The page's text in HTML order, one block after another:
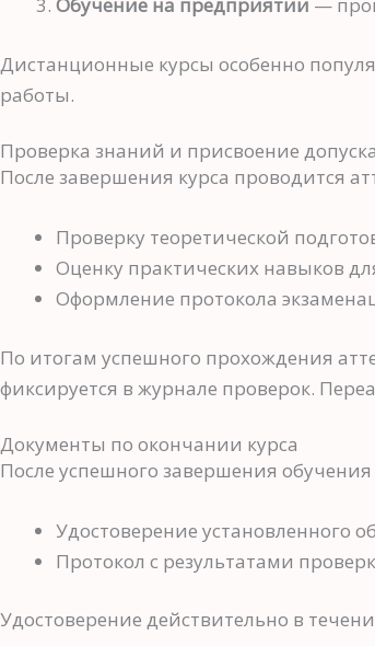
Обучение на предприятии —
Дистанционные курсы особенно
работы.
Проверка знаний и присвоение допуска
После завершения курса проводится
Проверку теоретической
Оценку практических навыков
Оформление протокола
По итогам успешного прохождения
фиксируется в журнале проверок.
Документы по окончании курса
После успешного завершения
Удостоверение установленного
Протокол с результатами
Удостоверение действительно в